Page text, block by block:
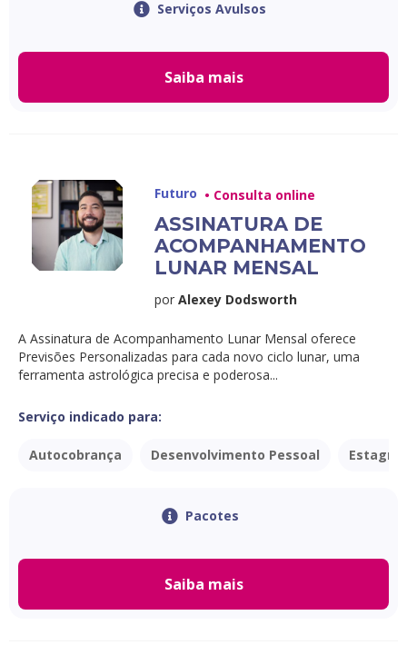
Serviços Avulsos
Saiba mais
Futuro • Consulta online
ASSINATURA DE
ACOMPANHAMENTO
LUNAR MENSAL
por Alexey Dodsworth
A Assinatura de Acompanhamento Lunar Mensal oferece
Previsões Personalizadas para cada novo ciclo lunar, uma
ferramenta astrológica precisa e poderosa...
Serviço indicado para:
Autocobrança Desenvolvimento Pessoal
Pacotes
Saiba mais